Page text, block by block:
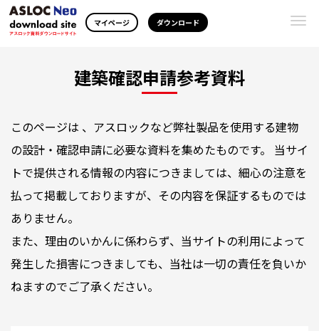
マイページ ダウンロード
建築確認申請参考資料
このページは 、アスロックなど弊社製品を使用する建物
の設計・確認申請に必要な資料を集めたものです。 当サイ
トで提供される情報の内容につきましては、細心の注意を
払って掲載しておりますが、その内容を保証するものでは
ありません。
また、理由のいかんに係わらず、当サイトの利用によって
発生した損害につきましても、当社は一切の責任を負いか
ねますのでご了承ください。